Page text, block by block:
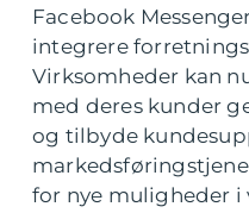
Facebook
integrere
Virksomheder kan
med deres kunder
og tilbyde
for nye muligheder i